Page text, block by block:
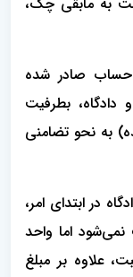
صادر شده
دادگاه، بطرفیت
به نحو تضامنی
در ابتدای امر،
نمی‌شود اما واحد
علاوه بر مبلغ